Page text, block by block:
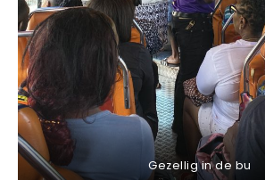
Gezellig in de bu